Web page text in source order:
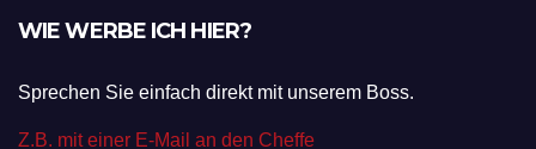
WIE WERBE ICH HIER?
Sprechen Sie einfach direkt mit unserem Boss.